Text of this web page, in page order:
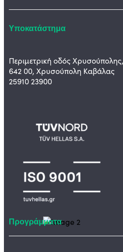
Υποκατάστημα
Περιμετρική οδός
642 00, Χρυσούπολη Καβάλας
25910 23900
Προγράμματα